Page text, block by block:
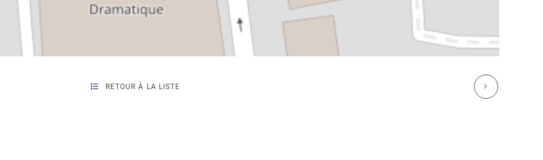
RETOUR À LA LISTE